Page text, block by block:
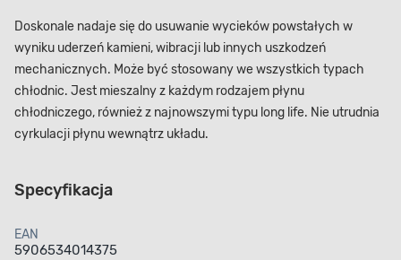
Doskonale nadaje się do usuwanie wycieków powstałych w
wyniku uderzeń kamieni, wibracji lub innych uszkodzeń
mechanicznych. Może być stosowany we wszystkich typach
chłodnic. Jest mieszalny z każdym rodzajem płynu
chłodniczego, również z najnowszymi typu long life. Nie utrudnia
cyrkulacji płynu wewnątrz układu.
Specyfikacja
EAN
5906534014375